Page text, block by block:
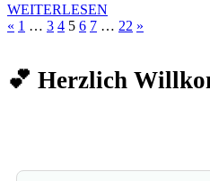
WEITERLESEN
der
« 1 … 3 4 5 6 7 … 22 »
💕 Herzlich